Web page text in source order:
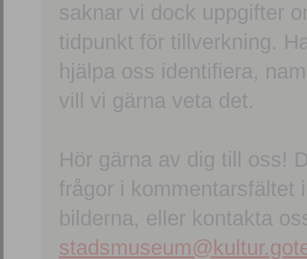
saknar vi dock uppgifter
tidpunkt för tillverkning.
hjälpa oss identifiera,
vill vi gärna veta det.
Hör gärna av dig till oss!
frågor i kommentarsfältet
bilderna, eller kontakta